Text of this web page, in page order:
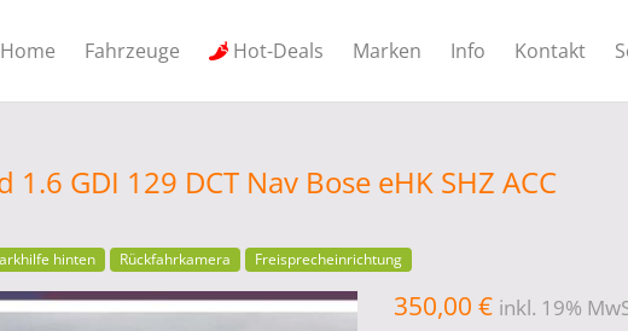
Home Fahrzeuge Hot-Deals Marken Info Kontakt
GDI 129 DCT Nav Bose eHK SHZ ACC
hinten Rückfahrkamera Freisprecheinrichtung
350,00 € inkl. 19%